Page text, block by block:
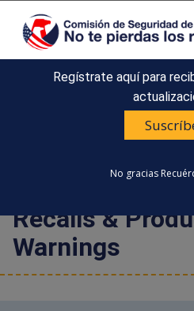
Un sitio oficial del Gobierno de
Así es como usted puede verificarlo
Countdown
Happy 250th Anniversary, America!
PRODUCTOS DEL
DE ESTADOS UNIDOS
Recalls &
Warnings
Regístrate aquí para
No gracias